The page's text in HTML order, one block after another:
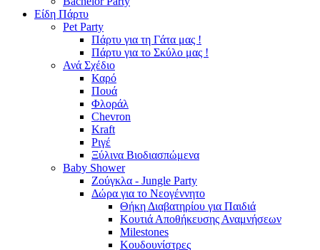
Είδη Πάρτυ
Pet Party
Πάρτυ για τη Γάτα μας !
Πάρτυ για το Σκύλο μας !
Ανά Σχέδιο
Καρό
Πουά
Φλοράλ
Chevron
Kraft
Ριγέ
Ξύλινα Βιοδιασπώμενα
Baby Shower
Ζούγκλα - Jungle Party
Δώρα για το Νεογέννητο
Θήκη Διαβατηρίου για Παιδιά
Κουτιά Αποθήκευσης Αναμνήσεων
Milestones
Κουδουνίστρες